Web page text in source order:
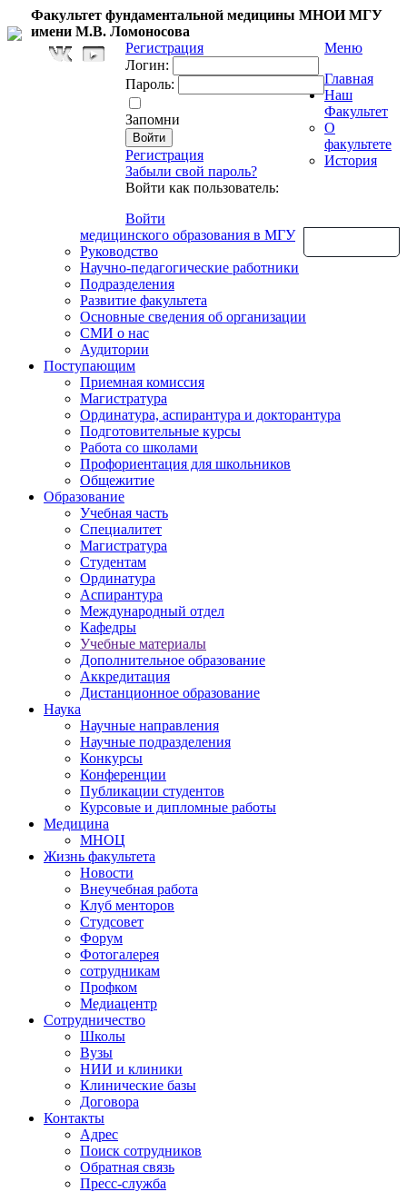
Факультет фундаментальной медицины МНОИ МГУ
имени М.В. Ломоносова
Регистрация
Логин:
Пароль:
Запомни
Регистрация
Забыли свой пароль?
Войти как пользователь:
Войти
Меню
Главная
Наш
Факультет
О
факультете
История
медицинского образования в МГУ
Руководство
Научно-педагогические работники
Подразделения
Развитие факультета
Основные сведения об организации
СМИ о нас
Аудитории
Поступающим
Приемная комиссия
Магистратура
Ординатура, аспирантура и докторантура
Подготовительные курсы
Работа со школами
Профориентация для школьников
Общежитие
Образование
Учебная часть
Специалитет
Магистратура
Студентам
Ординатура
Аспирантура
Международный отдел
Кафедры
Учебные материалы
Дополнительное образование
Аккредитация
Дистанционное образование
Наука
Научные направления
Научные подразделения
Конкурсы
Конференции
Публикации студентов
Курсовые и дипломные работы
Медицина
МНОЦ
Жизнь факультета
Новости
Внеучебная работа
Клуб менторов
Студсовет
Форум
Фотогалерея
сотрудникам
Профком
Медиацентр
Сотрудничество
Школы
Вузы
НИИ и клиники
Клинические базы
Договора
Контакты
Адрес
Поиск сотрудников
Обратная связь
Пресс-служба